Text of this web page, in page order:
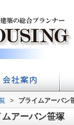
へのアクセス
会社概要 初
> プライムアーバン
アーバン笹塚